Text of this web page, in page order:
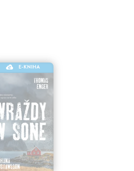
E-KNIHA